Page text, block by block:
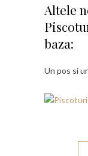
Altele
baza:
Un pos si